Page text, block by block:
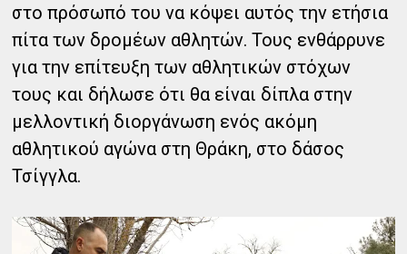
στο πρόσωπό του να κόψει αυτός την ετήσια
πίτα των δρομέων αθλητών. Τους ενθάρρυνε
για την επίτευξη των αθλητικών στόχων
τους και δήλωσε ότι θα είναι δίπλα στην
μελλοντική διοργάνωση ενός ακόμη
αθλητικού αγώνα στη Θράκη, στο δάσος
Τσίγγλα.